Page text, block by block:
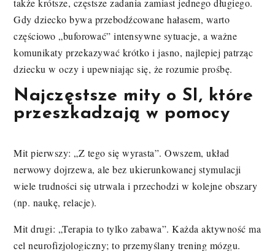
także krótsze, częstsze zadania zamiast jednego długiego.
Gdy dziecko bywa przebodźcowane hałasem, warto
częściowo „buforować” intensywne sytuacje, a ważne
komunikaty przekazywać krótko i jasno, najlepiej patrząc
dziecku w oczy i upewniając się, że rozumie prośbę.
Najczęstsze mity o SI, które
przeszkadzają w pomocy
Mit pierwszy: „Z tego się wyrasta”. Owszem, układ
nerwowy dojrzewa, ale bez ukierunkowanej stymulacji
wiele trudności się utrwala i przechodzi w kolejne obszary
(np. naukę, relacje).
Mit drugi: „Terapia to tylko zabawa”. Każda aktywność ma
cel neurofizjologiczny; to przemyślany trening mózgu.